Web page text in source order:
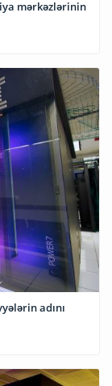
mərkəzlərinin
adını